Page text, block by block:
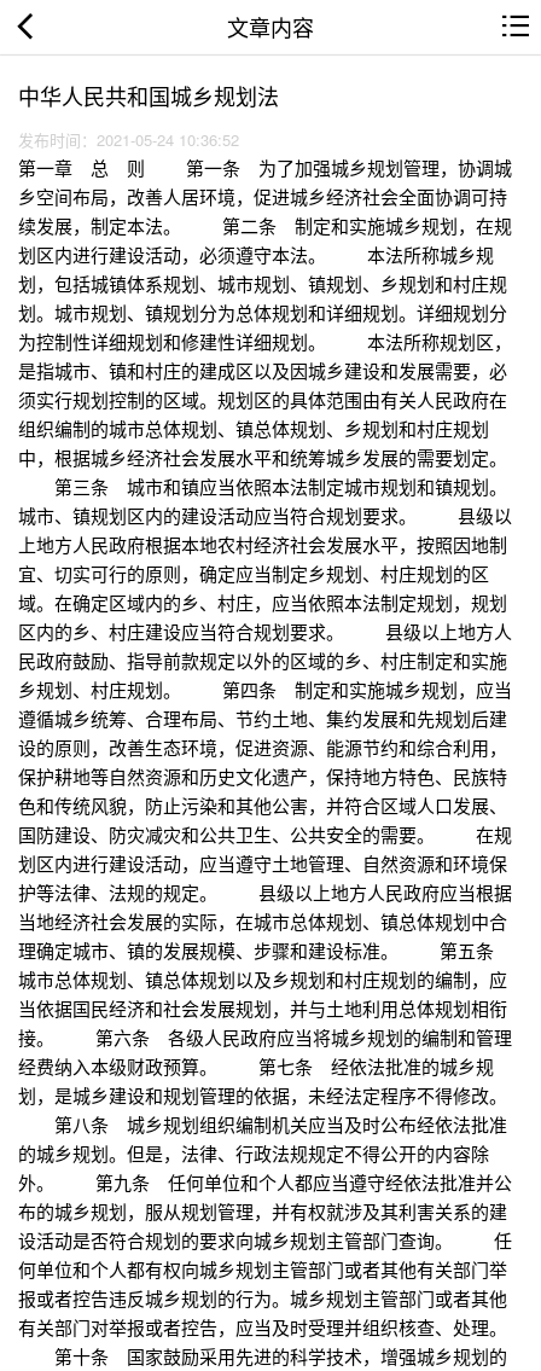
文章内容
中华人民共和国城乡规划法
发布时间：2021-05-24 10:36:52
第一章 总 则 第一条 为了加强城乡规划管理，协调城
乡空间布局，改善人居环境，促进城乡经济社会全面协调可持
续发展，制定本法。 第二条 制定和实施城乡规划，在规
划区内进行建设活动，必须遵守本法。 本法所称城乡规
划，包括城镇体系规划、城市规划、镇规划、乡规划和村庄规
划。城市规划、镇规划分为总体规划和详细规划。详细规划分
为控制性详细规划和修建性详细规划。 本法所称规划区，
是指城市、镇和村庄的建成区以及因城乡建设和发展需要，必
须实行规划控制的区域。规划区的具体范围由有关人民政府在
组织编制的城市总体规划、镇总体规划、乡规划和村庄规划
中，根据城乡经济社会发展水平和统筹城乡发展的需要划定。
第三条 城市和镇应当依照本法制定城市规划和镇规划。
城市、镇规划区内的建设活动应当符合规划要求。 县级以
上地方人民政府根据本地农村经济社会发展水平，按照因地制
宜、切实可行的原则，确定应当制定乡规划、村庄规划的区
域。在确定区域内的乡、村庄，应当依照本法制定规划，规划
区内的乡、村庄建设应当符合规划要求。 县级以上地方人
民政府鼓励、指导前款规定以外的区域的乡、村庄制定和实施
乡规划、村庄规划。 第四条 制定和实施城乡规划，应当
遵循城乡统筹、合理布局、节约土地、集约发展和先规划后建
设的原则，改善生态环境，促进资源、能源节约和综合利用，
保护耕地等自然资源和历史文化遗产，保持地方特色、民族特
色和传统风貌，防止污染和其他公害，并符合区域人口发展、
国防建设、防灾减灾和公共卫生、公共安全的需要。 在规
划区内进行建设活动，应当遵守土地管理、自然资源和环境保
护等法律、法规的规定。 县级以上地方人民政府应当根据
当地经济社会发展的实际，在城市总体规划、镇总体规划中合
理确定城市、镇的发展规模、步骤和建设标准。 第五条
城市总体规划、镇总体规划以及乡规划和村庄规划的编制，应
当依据国民经济和社会发展规划，并与土地利用总体规划相衔
接。 第六条 各级人民政府应当将城乡规划的编制和管理
经费纳入本级财政预算。 第七条 经依法批准的城乡规
划，是城乡建设和规划管理的依据，未经法定程序不得修改。
第八条 城乡规划组织编制机关应当及时公布经依法批准
的城乡规划。但是，法律、行政法规规定不得公开的内容除
外。 第九条 任何单位和个人都应当遵守经依法批准并公
布的城乡规划，服从规划管理，并有权就涉及其利害关系的建
设活动是否符合规划的要求向城乡规划主管部门查询。 任
何单位和个人都有权向城乡规划主管部门或者其他有关部门举
报或者控告违反城乡规划的行为。城乡规划主管部门或者其他
有关部门对举报或者控告，应当及时受理并组织核查、处理。
第十条 国家鼓励采用先进的科学技术，增强城乡规划的